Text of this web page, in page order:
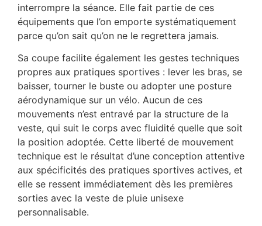
interrompre la séance. Elle fait partie de ces
équipements que l’on emporte systématiquement
parce qu’on sait qu’on ne le regrettera jamais.
Sa coupe facilite également les gestes techniques
propres aux pratiques sportives : lever les bras, se
baisser, tourner le buste ou adopter une posture
aérodynamique sur un vélo. Aucun de ces
mouvements n’est entravé par la structure de la
veste, qui suit le corps avec fluidité quelle que soit
la position adoptée. Cette liberté de mouvement
technique est le résultat d’une conception attentive
aux spécificités des pratiques sportives actives, et
elle se ressent immédiatement dès les premières
sorties avec la veste de pluie unisexe
personnalisable.